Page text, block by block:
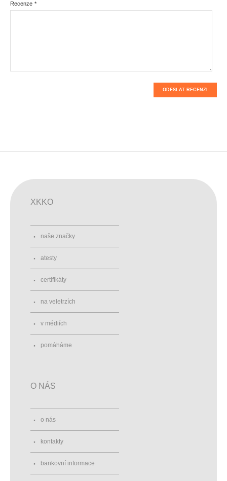
*
Recenze
ODESLAT RECENZI
XKKO
naše značky
atesty
certifikáty
na veletrzích
v médiích
pomáháme
O NÁS
o nás
kontakty
bankovní informace